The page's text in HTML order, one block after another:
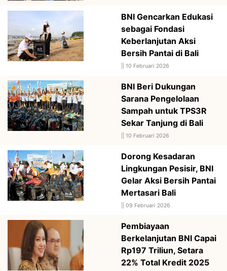
BNI Gencarkan Edukasi
sebagai Fondasi
Keberlanjutan Aksi
Bersih Pantai di Bali
10 Februari 2026
BNI Beri Dukungan
Sarana Pengelolaan
Sampah untuk TPS3R
Sekar Tanjung di Bali
10 Februari 2026
Dorong Kesadaran
Lingkungan Pesisir, BNI
Gelar Aksi Bersih Pantai
Mertasari Bali
09 Februari 2026
Pembiayaan
Berkelanjutan BNI Capai
Rp197 Triliun, Setara
22% Total Kredit 2025